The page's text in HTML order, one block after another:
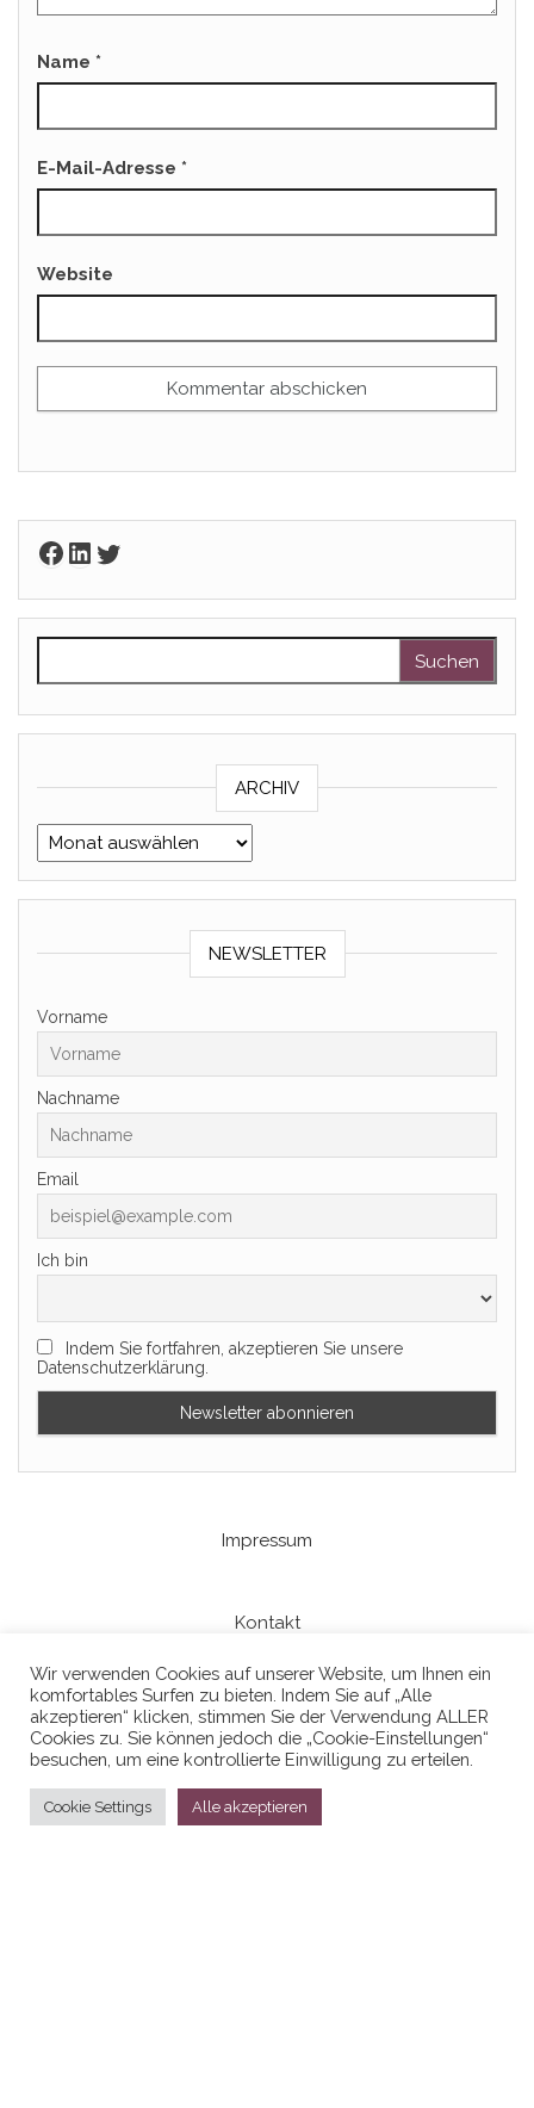
Name *
E-Mail-Adresse *
Website
Facebook
LinkedIn
Twitter
ARCHIV
Archiv
NEWSLETTER
Vorname
Nachname
Email
Ich bin
Indem Sie fortfahren, akzeptieren Sie unsere
Datenschutzerklärung.
Impressum
Kontakt
Datenschutzerklaerung
Stolz präsentiert vonWordPress
Wir verwenden Cookies auf unserer Website, um Ihnen ein
komfortables Surfen zu bieten. Indem Sie auf „Alle
akzeptieren“ klicken, stimmen Sie der Verwendung ALLER
Cookies zu. Sie können jedoch die „Cookie-Einstellungen“
besuchen, um eine kontrollierte Einwilligung zu erteilen.
Cookie Settings Alle akzeptieren